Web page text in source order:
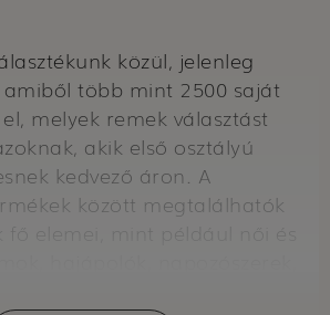
közül, jelenleg
amiből több mint 2500 saját
melyek remek választást
akik első osztályú
kedvező áron. A
között megtalálhatók